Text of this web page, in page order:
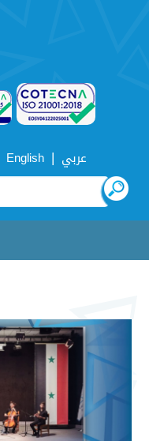
English | عربي